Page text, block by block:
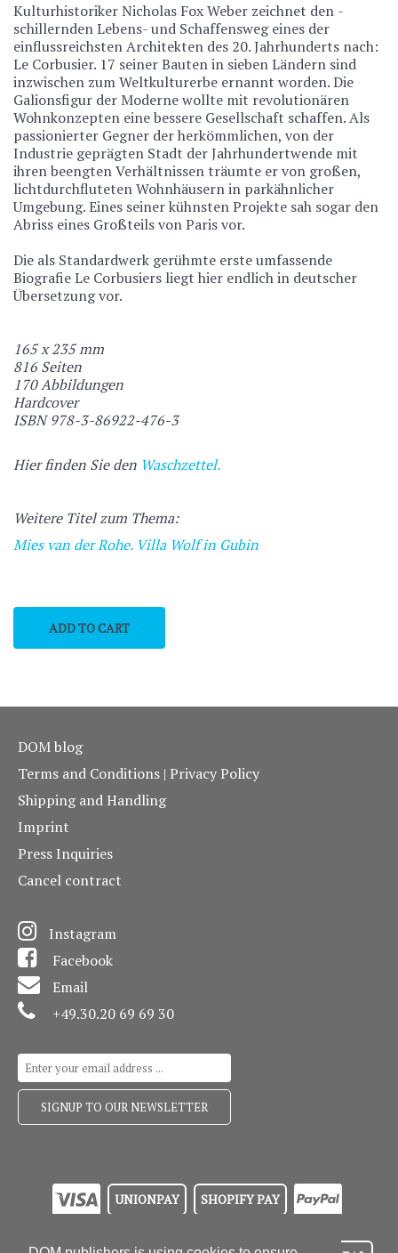
Kulturhistoriker Nicholas Fox Weber zeichnet den ­
schillernden Lebens- und Schaffensweg eines der
einflussreichsten Archi­tekten des 20. Jahr­hunderts nach:
Le Corbusier. 17 seiner ­Bauten in sieben Ländern sind
inzwischen zum Weltkulturerbe ernannt worden. Die
Galionsfigur der Moderne wollte mit ­revolutionären
Wohnkonzepten eine bessere Gesell­schaft schaffen. Als
passionierter Gegner der herkömmlichen, von der
Industrie geprägten Stadt der Jahrhundertwende mit
ihren beengten Verhältnissen träumte er von großen,
lichtdurchfluteten Wohnhäusern in parkähnlicher
Umgebung. Eines seiner kühnsten Projekte sah sogar den
Abriss eines ­Großteils von Paris vor.
Die als Standardwerk gerühmte erste umfassende
Biografie Le Corbusiers liegt hier endlich in deutscher
Übersetzung vor.
165 x 235 mm
816 Seiten
170 Abbildungen
Hardcover
ISBN978-3-86922-476-3
Hier finden Sie den Waschzettel.
Weitere Titel zum Thema:
Mies van der Rohe. Villa Wolf in Gubin
DOM blog
Terms and Conditions | Privacy Policy
Shipping and Handling
Imprint
Press Inquiries
Cancel contract
Instagram
Facebook
Email
+49.30.20 69 69 30
UNIONPAY SHOPIFY PAY